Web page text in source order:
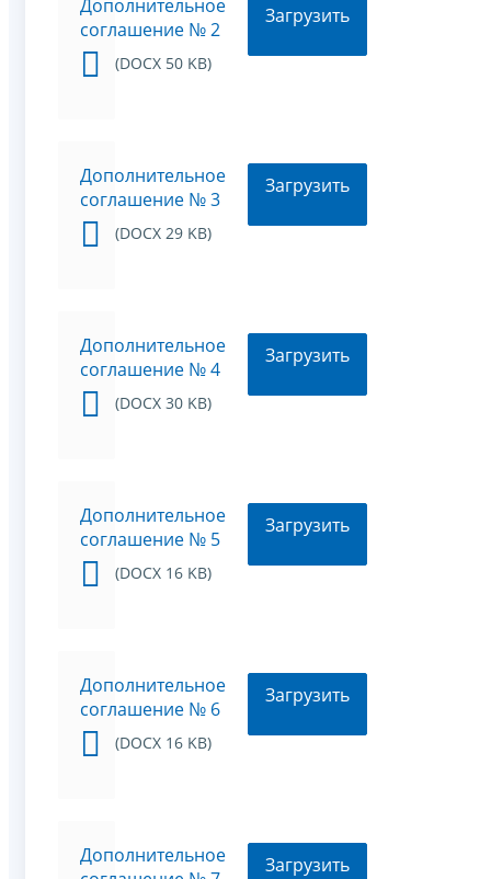
Дополнительное
соглашение № 2
(DOCX 50 KB)
Загрузить
Дополнительное
соглашение № 3
(DOCX 29 KB)
Загрузить
Дополнительное
соглашение № 4
(DOCX 30 KB)
Загрузить
Дополнительное
соглашение № 5
(DOCX 16 KB)
Загрузить
Дополнительное
соглашение № 6
(DOCX 16 KB)
Загрузить
Дополнительное
Загрузить